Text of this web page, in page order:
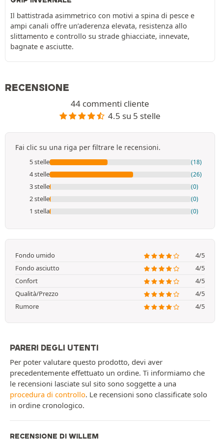
Il battistrada asimmetrico con motivi a spina di pesce e
ampi canali offre un’aderenza elevata, resistenza allo
slittamento e controllo su strade ghiacciate, innevate,
bagnate e asciutte.
RECENSIONE
44 commenti cliente
4.5 su 5 stelle
Fai clic su una riga per filtrare le recensioni.
5 stelle (18)
4 stelle (26)
3 stelle (0)
2 stelle (0)
1 stella (0)
Fondo umido
4/5
Fondo asciutto
4/5
Confort
4/5
Qualità/Prezzo
4/5
Rumore
4/5
PARERI DEGLI UTENTI
Per poter valutare questo prodotto, devi aver
precedentemente effettuato un ordine. Ti informiamo che
le recensioni lasciate sul sito sono soggette a una
procedura di controllo. Le recensioni sono classificate solo
in ordine cronologico.
RECENSIONE DI WILLEM